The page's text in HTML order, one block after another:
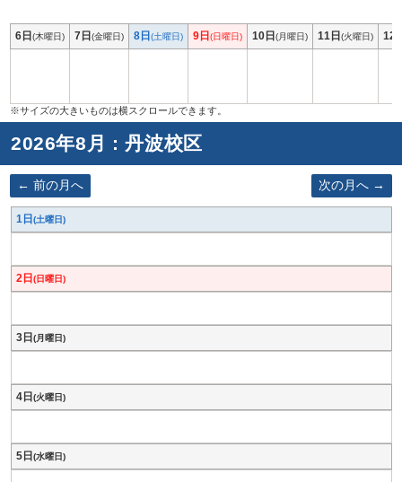
6日(木曜日) 7日(金曜日) 8日(土曜日) 9日(日曜日) 10日(月曜日) 11日(火曜日) 12
2026年8月 : 丹波校区
前の月へ 次の月へ
1日 (土曜日)
2日 (日曜日)
3日 (月曜日)
4日 (火曜日)
5日 (水曜日)